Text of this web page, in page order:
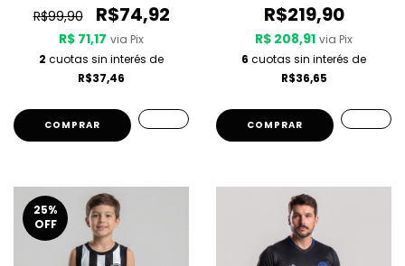
R$99,90 R$74,92
R$ 71,17 via Pix
2 cuotas sin interés de
R$37,46
COMPRAR
R$219,90
R$ 208,91 via Pix
6 cuotas sin interés de
R$36,65
COMPRAR
25%
OFF